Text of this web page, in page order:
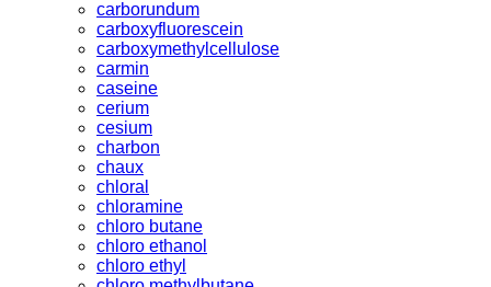
carborundum
carboxyfluorescein
carboxymethylcellulose
carmin
caseine
cerium
cesium
charbon
chaux
chloral
chloramine
chloro butane
chloro ethanol
chloro ethyl